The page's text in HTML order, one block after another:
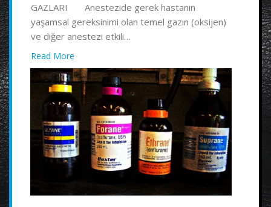
GAZLARI Anestezide gerek hastanın
yaşamsal gereksinimi olan temel gazın (oksijen)
ve diğer anestezi etkili…
Read More